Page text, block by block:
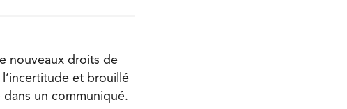
nouveaux droits de
et brouillé
un communiqué.